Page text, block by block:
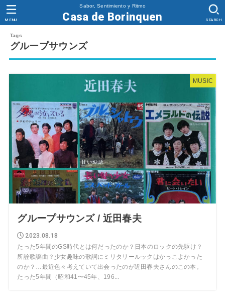
Sabor, Sentimiento y Ritmo
Casa de Borinquen SEARCH
MENU
グループサウンズ
MUSIC
グループサウンズ / 近田春夫
2023.08.18
たった5年間のGS時代とは何だったのか？日本のロックの先駆け？
所詮歌謡曲？少女趣味の歌詞にミリタリールックはかっこよかった
のか？…最近色々考えていて出会ったのが近田春夫さんのこの本。
たった5年間（昭和41〜45年、196...